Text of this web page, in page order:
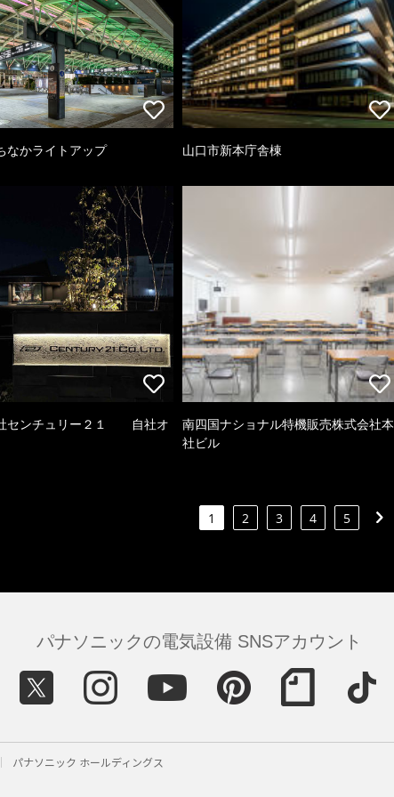
なかライトアップ 山口市新本庁舎棟
センチュリー２１ 自社オ
南四国ナショナル特機販売株式会社本
社ビル
1 2 3 4 5
パナソニックの電気設備 SNSアカウント
パナソニック ホールディングス